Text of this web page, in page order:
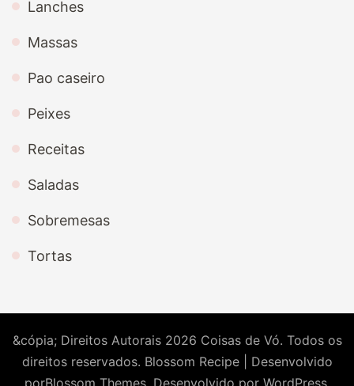
Lanches
Massas
Pao caseiro
Peixes
Receitas
Saladas
Sobremesas
Tortas
&cópia; Direitos Autorais 2026 Coisas de Vó. Todos os
direitos reservados. Blossom Recipe | Desenvolvido